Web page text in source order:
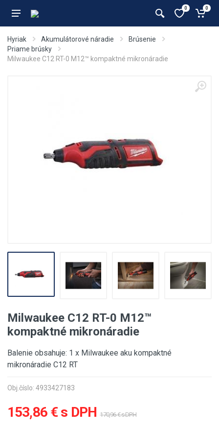
0 0
Hyriak Akumulátorové náradie
Brúsenie
Priame brúsky
Milwaukee C12 RT-0 M12™ kompaktné mikronáradie
Milwaukee C12 RT-0 M12™
kompaktné mikronáradie
Balenie obsahuje: 1 x Milwaukee aku kompaktné
mikronáradie C12 RT
Obj.číslo: 4933427183
153,86 € s DPH 170,96 € s DPH